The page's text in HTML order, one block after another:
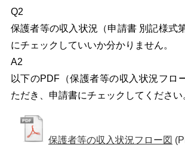
Q2
保護者等の収入状況（申請書 別記様式
にチェックしていいか分かりません。
A2
以下のPDF（保護者等の収入状況フロ
ただき、申請書にチェックしてください
保護者等の収入状況フロー図